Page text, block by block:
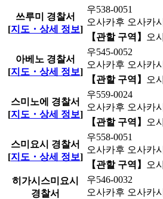
쓰루미 경찰서
[지도・상세 정보]
우538-0051
오사카후 오사카
【관할 구역】 오
아베노 경찰서
[지도・상세 정보]
우545-0052
오사카후 오사카
【관할 구역】 오
스미노에 경찰서
[지도・상세 정보]
우559-0024
오사카후 오사카
【관할 구역】 오
스미요시 경찰서
[지도・상세 정보]
우558-0051
오사카후 오사카
【관할 구역】
오
히가시스미요시
경찰서
우546-0032
오사카후 오사카